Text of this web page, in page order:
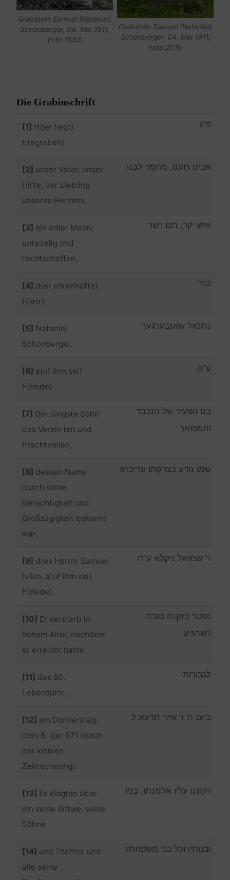
Grabstein Samuel (Nataniel)
Schönberger, 04. Mai 1911,
Foto 1993
Grabstein Samuel (Nataniel)
Schönberger, 04. Mai 1911,
Foto 2016
Die Grabinschrift
[1] H(ier liegt)
b(egraben)
פ”נ
[2] unser Vater, unser
Hirte, der Liebling
unseres Herzens,
אבינו רוענו, מחמד לבנו
[3] ein edler Mann,
untadelig und
rechtschaffen,
איש יקר, תם וישר
[4] d(er ehrenhafte)
H(err)
כה”
[5] Nataniel
Schönberger,
נתנאל שאנבערגער
[6] a(uf ihm sei)
F(riede).
ע”ה
[7] Der jüngste Sohn
des Verehrten und
Prachtvollen,
בנו הצעיר של הנכבד
והמפואר
[8] dessen Name
durch seine
Gerechtigkeit und
Großzügigkeit bekannt
war,
שמו נודע בצדקתו ונדיבתו
[9] d(es Herrn) Samuel
Niklo, a(uf ihm sei)
F(riede).
ר’ שמואל ניקלא ע”ה
[10] Er verstarb in
hohem Alter, nachdem
er erreicht hatte
נפטר בזקנה טובה
כשהגיע
[11] das 80.
Lebensjahr,
לגבורות
[12] am Donnerstag,
dem 6. Ijjar 671 n(ach
der kleinen
Zeitrechnung).
ביום ה’ ו’ אייר תרעא ל
[13] Es klagten über
ihn seine Witwe, seine
Söhne
ויקוננו עליו אלמנתו, בניו
[14] und Töchter und
alle seine
ובנותיו וכל בני משפחתו: